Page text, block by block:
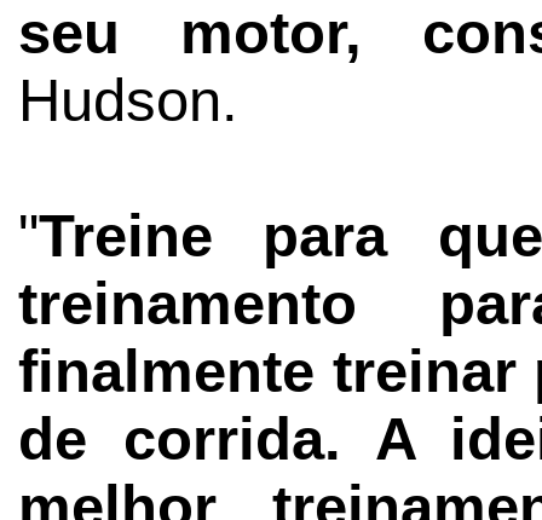
seu motor,
Hudson.
"Treine para
treinamento
finalmente treinar
de corrida. A
melhor